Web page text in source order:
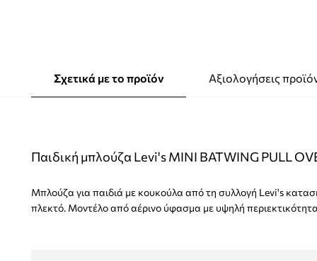
Σχετικά με το προϊόν Αξιολογήσεις
Παιδική μπλούζα Levi's MINI BATWING PULL
Μπλούζα για παιδιά με κουκούλα από τη συλλογή Levi's
πλεκτό. Μοντέλο από αέρινο ύφασμα με υψηλή